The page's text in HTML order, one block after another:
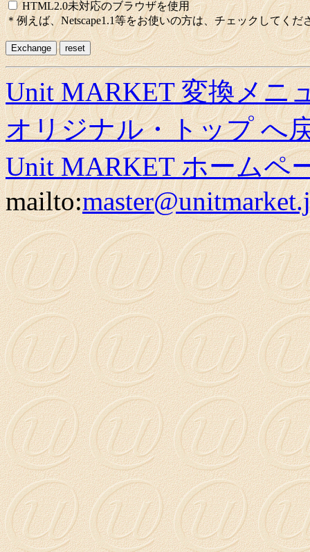
HTML2.0未対応のブラウザを使用
＊例えば、Netscape1.1等をお使いの方は、チェックしてくだ
Unit MARKET 変換メニ
オリジナル・トップ へ
Unit MARKET ホームペ
mailto: